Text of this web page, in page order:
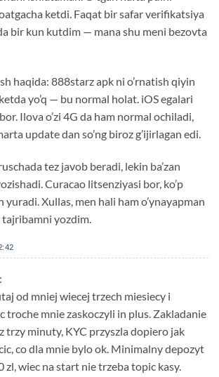
ketdi. Faqat bir safar verifikatsiya
bir kun kutdim — mana shu meni bezovta
haqida: 888starz apk ni o’rnatish qiyin
yo’q — bu normal holat. iOS egalari
Ilova o’zi 4G da ham normal ochiladi,
update dan so’ng biroz g’ijirlagan edi.
tez javob beradi, lekin ba’zan
Curacao litsenziyasi bor, ko’p
yuradi. Xullas, men hali ham o’ynayapman
tajribamni yozdim.
od mniej wiecej trzech miesiecy i
troche mnie zaskoczyli in plus. Zakladanie
trzy minuty, KYC przyszla dopiero jak
co dla mnie bylo ok. Minimalny depozyt
zl, wiec na start nie trzeba topic kasy.